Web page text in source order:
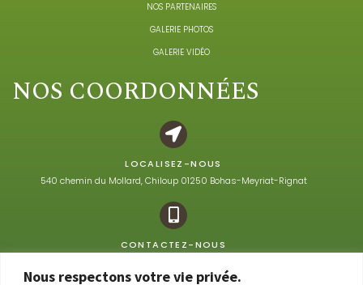
Nous respectons votre vie privée.
NOS PARTENAIRES
GALERIE PHOTOS
GALERIE VIDÉO
NOS COORDONNÉES
LOCALISEZ-NOUS
540 chemin du Mollard, Chiloup 01250 Bohas-Meyriat-Rignat
CONTACTEZ-NOUS